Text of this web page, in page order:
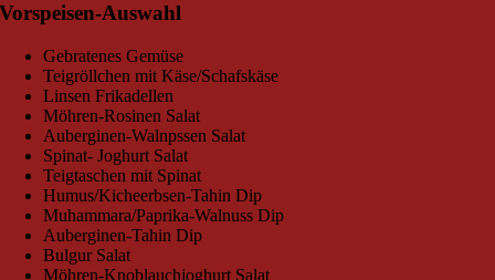
Vorspeisen-Auswahl
Gebratenes Gemüse
Teigröllchen mit Käse/Schafskäse
Linsen Frikadellen
Möhren-Rosinen Salat
Auberginen-Walnpssen Salat
Spinat- Joghurt Salat
Teigtaschen mit Spinat
Humus/Kicheerbsen-Tahin Dip
Muhammara/Paprika-Walnuss Dip
Auberginen-Tahin Dip
Bulgur Salat
Möhren-Knoblauchjoghurt Salat